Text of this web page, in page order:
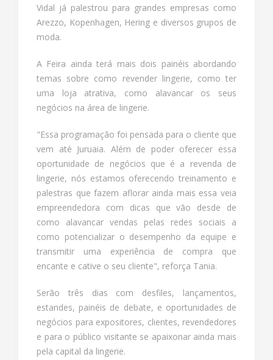
Vidal já palestrou para grandes empresas como
Arezzo, Kopenhagen, Hering e diversos grupos de
moda.
A Feira ainda terá mais dois painéis abordando
temas sobre como revender lingerie, como ter
uma loja atrativa, como alavancar os seus
negócios na área de lingerie.
"Essa programação foi pensada para o cliente que
vem até Juruaia. Além de poder oferecer essa
oportunidade de negócios que é a revenda de
lingerie, nós estamos oferecendo treinamento e
palestras que fazem aflorar ainda mais essa veia
empreendedora com dicas que vão desde de
como alavancar vendas pelas redes sociais a
como potencializar o desempenho da equipe e
transmitir uma experiência de compra que
encante e cative o seu cliente", reforça Tania.
Serão três dias com desfiles, lançamentos,
estandes, painéis de debate, e oportunidades de
negócios para expositores, clientes, revendedores
e para o público visitante se apaixonar ainda mais
pela capital da lingerie.